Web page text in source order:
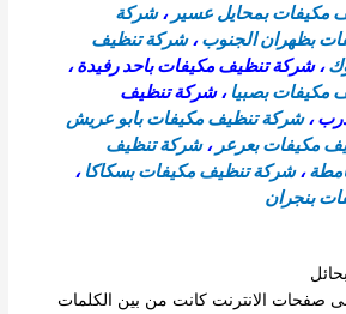
مكيفات بمحايل عسير ،شركة
بظهران الجنوب،شركة تنظيف
، شركة تنظيف مكيفات باحد رفيدة ،
مكيفات بصبيا ، شركة تنظيف
،شركة تنظيف مكيفات بابو عريش
مكيفات بعرعر ،شركة تنظيف
،شركة تنظيف مكيفات بسكاكا ،
بنجران
على صفحات الانترنت كانت من بين الكلمات